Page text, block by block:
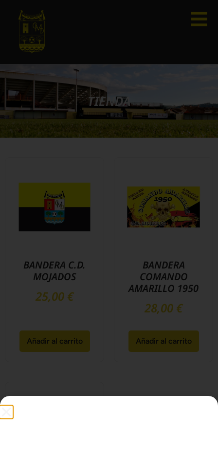
TIENDA
BANDERA C.D.
MOJADOS
25,00 €
Añadir al carrito
BANDERA
COMANDO
AMARILLO 1950
28,00 €
Añadir al carrito